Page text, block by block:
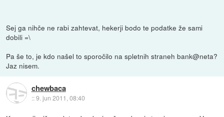
Sej ga nihče ne rabi zahtevat, hekerji bodo te podatke že sami
dobili =\
Pa še to, je kdo našel to sporočilo na spletnih straneh bank@neta?
Jaz nisem.
chewbaca
::9. jun 2011, 08:40